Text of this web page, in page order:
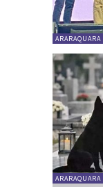
ARARAQUARA
ARARAQUARA